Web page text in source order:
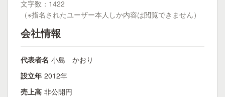
文字数：1422
（※指名されたユーザー本人しか内容は閲覧できません）
会社情報
代表者名 小島 かおり
設立年 2012年
売上高 非公開円